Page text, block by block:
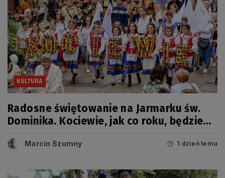
KULTURA
Radosne świętowanie na Jarmarku św.
Dominika. Kociewie, jak co roku, będzie
Marcin Szumny 1 dzień temu